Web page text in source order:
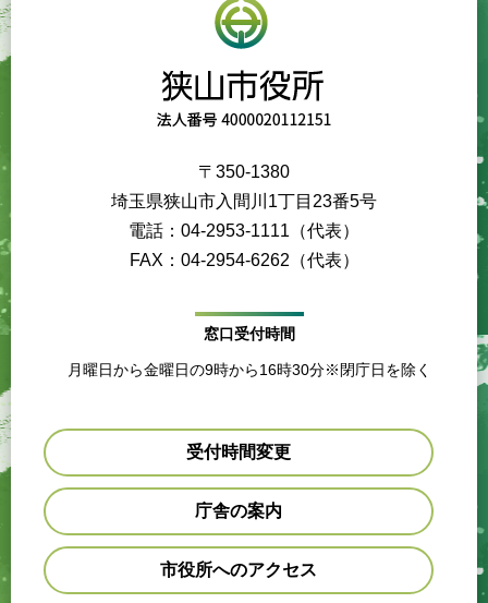
〒350-1380
埼玉県狭山市入間川1丁目23番5号
電話：04-2953-1111（代表）
FAX：04-2954-6262（代表）
窓口受付時間
月曜日から金曜日の9時から16時30分※閉庁日を除く
受付時間変更
庁舎の案内
市役所へのアクセス